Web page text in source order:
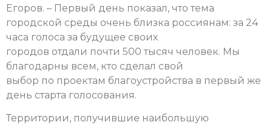
Егоров. – Первый день показал, что тема
городской среды очень близка россиянам: за 24
часа голоса за будущее своих
городов отдали почти 500 тысяч человек. Мы
благодарны всем, кто сделал свой
выбор по проектам благоустройства в первый же
день старта голосования.
Территории, получившие наибольшую